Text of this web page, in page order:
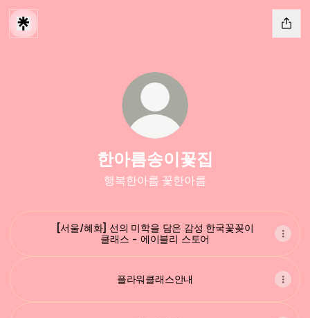
한아름송이꽃집
행복한아름 꽃한아름
[서울/혜화] 선의 미학을 담은 감성 한국꽃꽂이
클래스 - 에이블리 스토어
플라워클래스안내